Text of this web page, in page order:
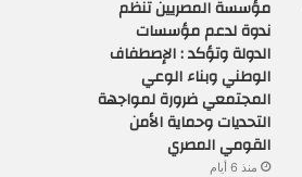
مؤسسة المصريين تنظم
ندوة لدعم مؤسسات
الدولة وتؤكد : الإصطفاف
الوطني وبناء الوعي
المجتمعي ضرورة لمواجهة
التحديات وحماية الأمن
القومي المصري
منذ 6 أيام